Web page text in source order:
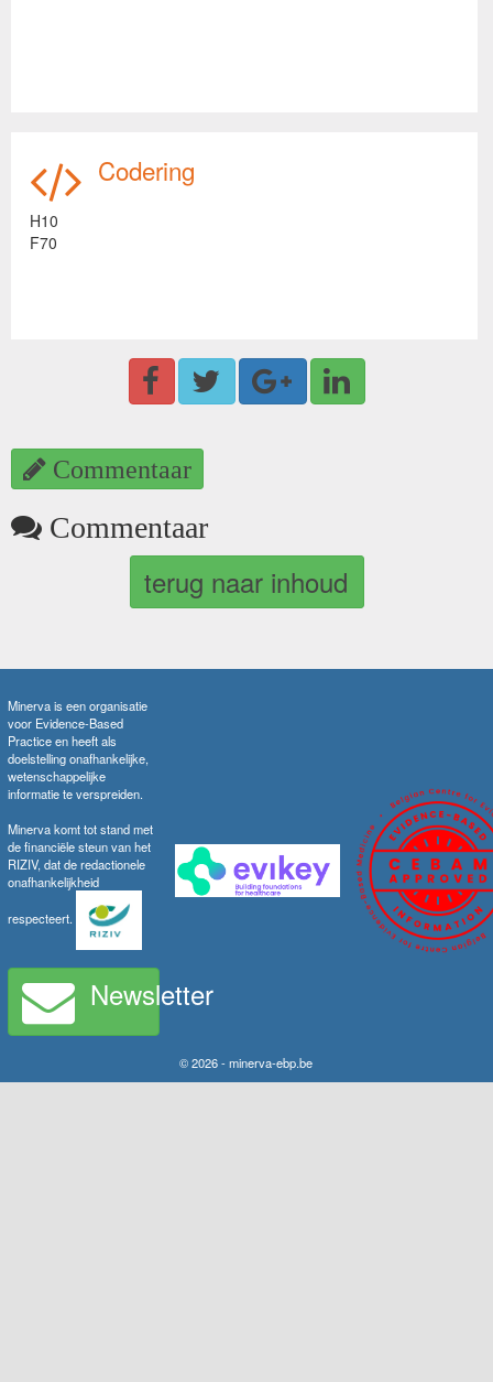
Codering
H10
F70
Commentaar
Commentaar
terug naar inhoud
Minerva is een organisatie
voor Evidence-Based
Practice en heeft als
doelstelling onafhankelijke,
wetenschappelijke
informatie te verspreiden.
Minerva komt tot stand met
de financiële steun van het
RIZIV, dat de redactionele
onafhankelijkheid
respecteert.
Newsletter
© 2026 - minerva-ebp.be